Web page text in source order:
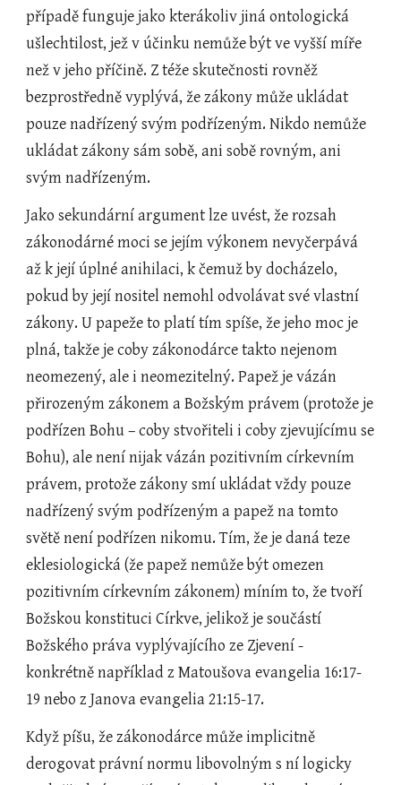
případě funguje jako kterákoliv jiná ontologická
ušlechtilost, jež v účinku nemůže být ve vyšší míře
než v jeho příčině. Z téže skutečnosti rovněž
bezprostředně vyplývá, že zákony může ukládat
pouze nadřízený svým podřízeným. Nikdo nemůže
ukládat zákony sám sobě, ani sobě rovným, ani
svým nadřízeným.
Jako sekundární argument lze uvést, že rozsah
zákonodárné moci se jejím výkonem nevyčerpává
až k její úplné anihilaci, k čemuž by docházelo,
pokud by její nositel nemohl odvolávat své vlastní
zákony. U papeže to platí tím spíše, že jeho moc je
plná, takže je coby zákonodárce takto nejenom
neomezený, ale i neomezitelný. Papež je vázán
přirozeným zákonem a Božským právem (protože je
podřízen Bohu – coby stvořiteli i coby zjevujícímu se
Bohu), ale není nijak vázán pozitivním církevním
právem, protože zákony smí ukládat vždy pouze
nadřízený svým podřízeným a papež na tomto
světě není podřízen nikomu. Tím, že je daná teze
eklesiologická (že papež nemůže být omezen
pozitivním církevním zákonem) míním to, že tvoří
Božskou konstituci Církve, jelikož je součástí
Božského práva vyplývajícího ze Zjevení -
konkrétně například z Matoušova evangelia 16:17-
19 nebo z Janova evangelia 21:15-17.
Když píšu, že zákonodárce může implicitně
derogovat právní normu libovolným s ní logicky